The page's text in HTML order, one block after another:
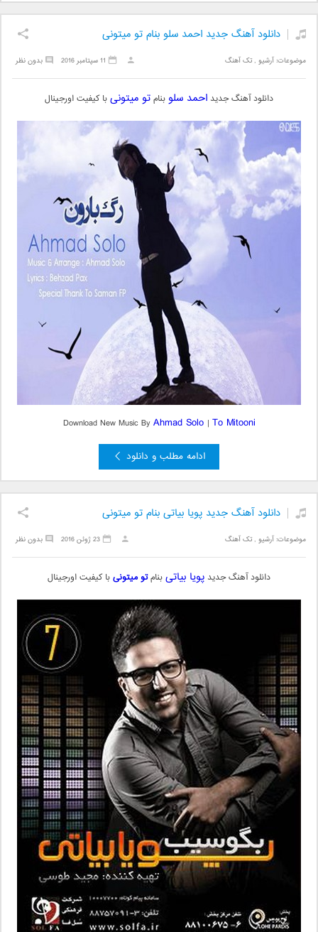
دانلود آهنگ جدید احمد سلو بنام تو میتونی
موضوعات:آرشیو ,تک آهنگ بدون نظر 11 سپتامبر 2016
دانلود آهنگ جدید احمد سلوبنامتو میتونیبا کیفیت اورجینال
Download New Music ByAhmad Solo | To Mitooni
ادامه مطلب و دانلود
دانلود آهنگ جدید پویا بیاتی بنام تو میتونی
موضوعات:آرشیو ,تک آهنگ بدون نظر 23 ژوئن 2016
دانلود آهنگ جدید پویا بیاتیبنامتو میتونیبا کیفیت اورجینال